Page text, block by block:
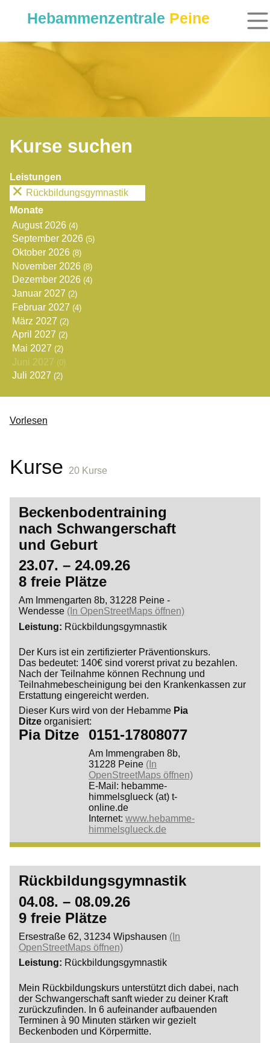
Hebammenzentrale Peine
Kurse suchen
Leistungen
Rückbildungsgymnastik
Monate
August 2026 (4)
September 2026 (5)
Oktober 2026 (8)
November 2026 (8)
Dezember 2026 (4)
Januar 2027 (2)
Februar 2027 (4)
März 2027 (2)
April 2027 (2)
Mai 2027 (2)
Juni 2027 (0)
Juli 2027 (2)
Vorlesen
Kurse 20 Kurse
Beckenbodentraining
nach Schwangerschaft
und Geburt
23.07. – 24.09.26
8 freie Plätze
Am Immengarten 8b, 31228 Peine -
Wendesse (In OpenStreetMaps öffnen)
Leistung
Rückbildungsgymnastik
Der Kurs ist ein zertifizierter Präventionskurs.
Das bedeutet: 140€ sind vorerst privat zu bezahlen.
Nach der Teilnahme können Rechnung und
Teilnahmebescheinigung bei den Krankenkassen zur
Erstattung eingereicht werden.
Dieser Kurs wird von der Hebamme Pia
Ditze organisiert:
Pia Ditze 0151-17808077
Am Immengraben 8b,
31228 Peine (In
OpenStreetMaps öffnen)
E-Mail: hebamme-
himmelsglueck (at) t-
online.de
Internet:www.hebamme-
himmelsglueck.de
Rückbildungsgymnastik
04.08. – 08.09.26
9 freie Plätze
Ersestraße 62, 31234 Wipshausen (In
OpenStreetMaps öffnen)
Leistung
Rückbildungsgymnastik
Mein Rückbildungskurs unterstützt dich dabei, nach
der Schwangerschaft sanft wieder zu deiner Kraft
zurückzufinden. In 6 aufeinander aufbauenden
Terminen à 90 Minuten stärken wir gezielt
Beckenboden und Körpermitte.